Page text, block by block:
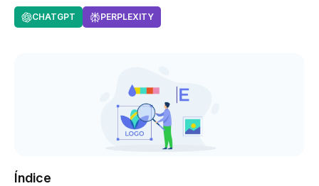
CHATGPT PERPLEXITY
Índice